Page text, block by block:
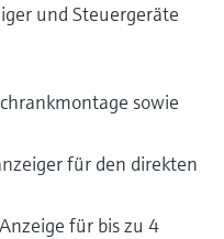
und Steuergeräte
sowie
für den direkten
für bis zu 4